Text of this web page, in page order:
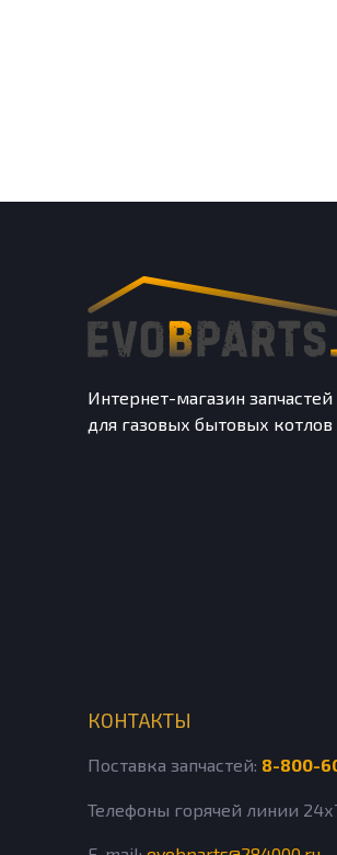
Интернет-магазин запчастей
для газовых бытовых котлов
КОНТАКТЫ
Поставка запчастей: 8-800-
Телефоны горячей линии